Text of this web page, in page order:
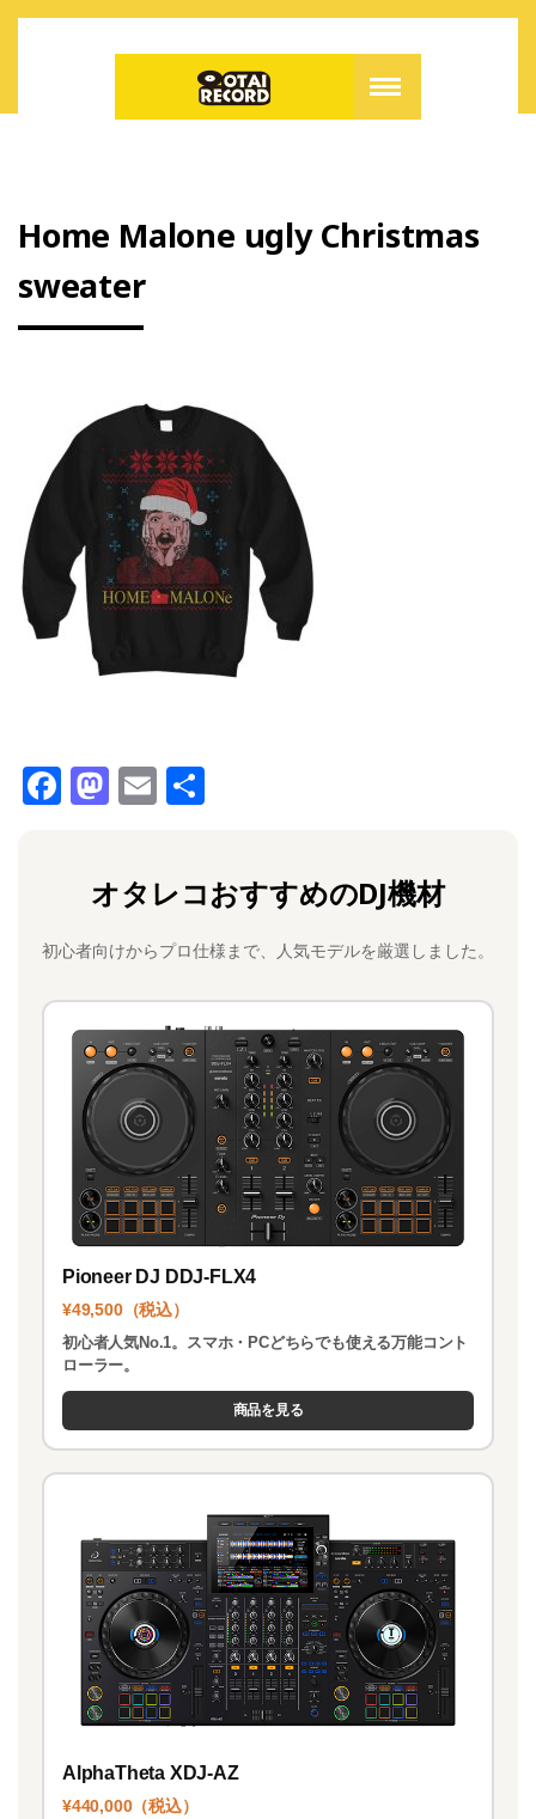
Home Malone ugly Christmas
sweater
F
b
o
o
k
M
o
d
o
n
E
l
オタレコおすすめのDJ機材
初心者向けからプロ仕様まで、人気モデルを厳選しました。
Pioneer DJ DDJ-FLX4
¥49,500（税込）
初心者人気No.1。スマホ・PCどちらでも使える万能コント
ローラー。
商品を見る
AlphaTheta XDJ-AZ
¥440,000（税込）